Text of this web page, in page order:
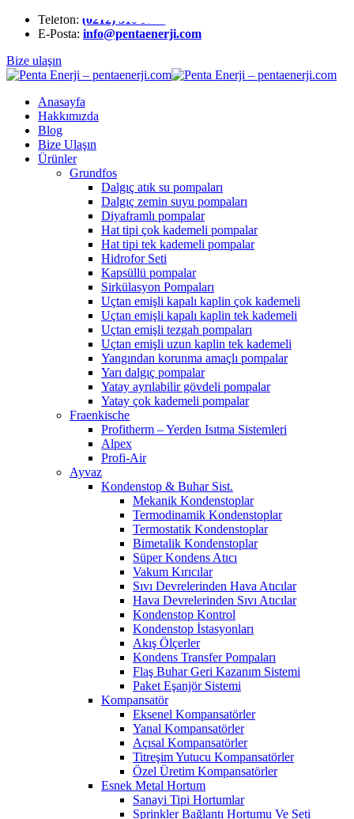
Telefon: (0212) 510 9991
E-Posta: info@pentaenerji.com
Bize ulaşın
Anasayfa
Hakkımızda
Blog
Bize Ulaşın
Ürünler
Grundfos
Dalgıç atık su pompaları
Dalgıç zemin suyu pompaları
Diyaframlı pompalar
Hat tipi çok kademeli pompalar
Hat tipi tek kademeli pompalar
Hidrofor Seti
Kapsüllü pompalar
Sirkülasyon Pompaları
Uçtan emişli kapalı kaplin çok kademeli
Uçtan emişli kapalı kaplin tek kademeli
Uçtan emişli tezgah pompaları
Uçtan emişli uzun kaplin tek kademeli
Yangından korunma amaçlı pompalar
Yarı dalgıç pompalar
Yatay ayrılabilir gövdeli pompalar
Yatay çok kademeli pompalar
Fraenkische
Profitherm – Yerden Isıtma Sistemleri
Alpex
Profi-Air
Ayvaz
Kondenstop & Buhar Sist.
Mekanik Kondenstoplar
Termodinamik Kondenstoplar
Termostatik Kondenstoplar
Bimetalik Kondenstoplar
Süper Kondens Atıcı
Vakum Kırıcılar
Sıvı Devrelerinden Hava Atıcılar
Hava Devrelerinden Sıvı Atıcılar
Kondenstop Kontrol
Kondenstop İstasyonları
Akış Ölçerler
Kondens Transfer Pompaları
Flaş Buhar Geri Kazanım Sistemi
Paket Eşanjör Sistemi
Kompansatör
Eksenel Kompansatörler
Yanal Kompansatörler
Açısal Kompansatörler
Titreşim Yutucu Kompansatörler
Özel Üretim Kompansatörler
Esnek Metal Hortum
Sanayi Tipi Hortumlar
Sprinkler Bağlantı Hortumu Ve Seti